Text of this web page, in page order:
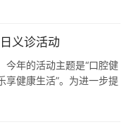
义诊活动
今年的活动主题是“口腔健
享健康生活”。为进一步提